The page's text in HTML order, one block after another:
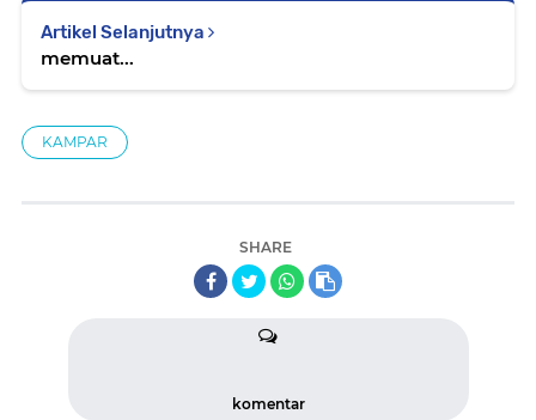
Artikel Selanjutnya
memuat...
KAMPAR
SHARE
komentar